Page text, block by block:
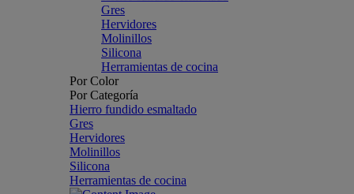
Gres
Hervidores
Molinillos
Silicona
Herramientas de cocina
Por Color
Por Categoría
Hierro fundido esmaltado
Gres
Hervidores
Molinillos
Silicona
Herramientas de cocina